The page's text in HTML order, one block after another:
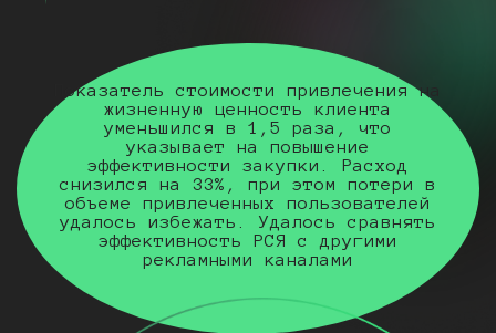
Показатель стоимости привлечения на
жизненную ценность клиента
уменьшился в 1,5 раза, что
указывает на повышение
эффективности закупки. Расход
снизился на 33%, при этом потери в
объеме привлеченных пользователей
удалось избежать. Удалось сравнять
эффективность РСЯ с другими
рекламными каналами